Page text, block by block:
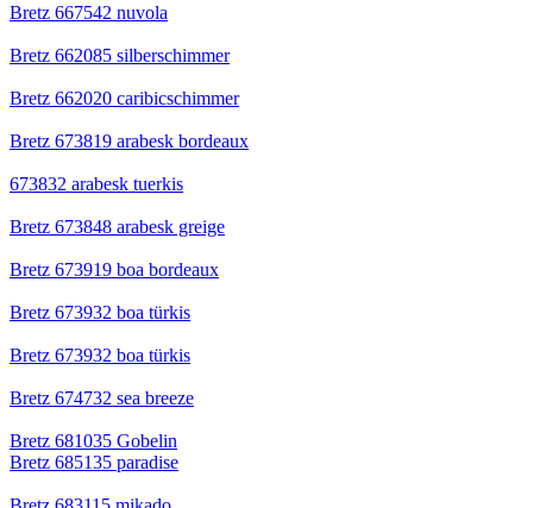
Bretz 667542 nuvola
Bretz 662085 silberschimmer
Bretz 662020 caribicschimmer
Bretz 673819 arabesk bordeaux
673832 arabesk tuerkis
Bretz 673848 arabesk greige
Bretz 673919 boa bordeaux
Bretz 673932 boa türkis
Bretz 673932 boa türkis
Bretz 674732 sea breeze
Bretz 681035 Gobelin
Bretz 685135 paradise